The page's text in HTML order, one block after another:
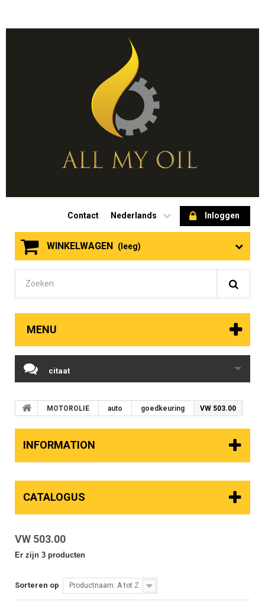
Inloggen
Nederlands
Contact
WINKELWAGEN (leeg)
MENU
citaat
MOTOROLIE auto goedkeuring VW 503.00
INFORMATION
CATALOGUS
VW 503.00
Er zijn 3 producten
Sorteren op Productnaam: A tot Z